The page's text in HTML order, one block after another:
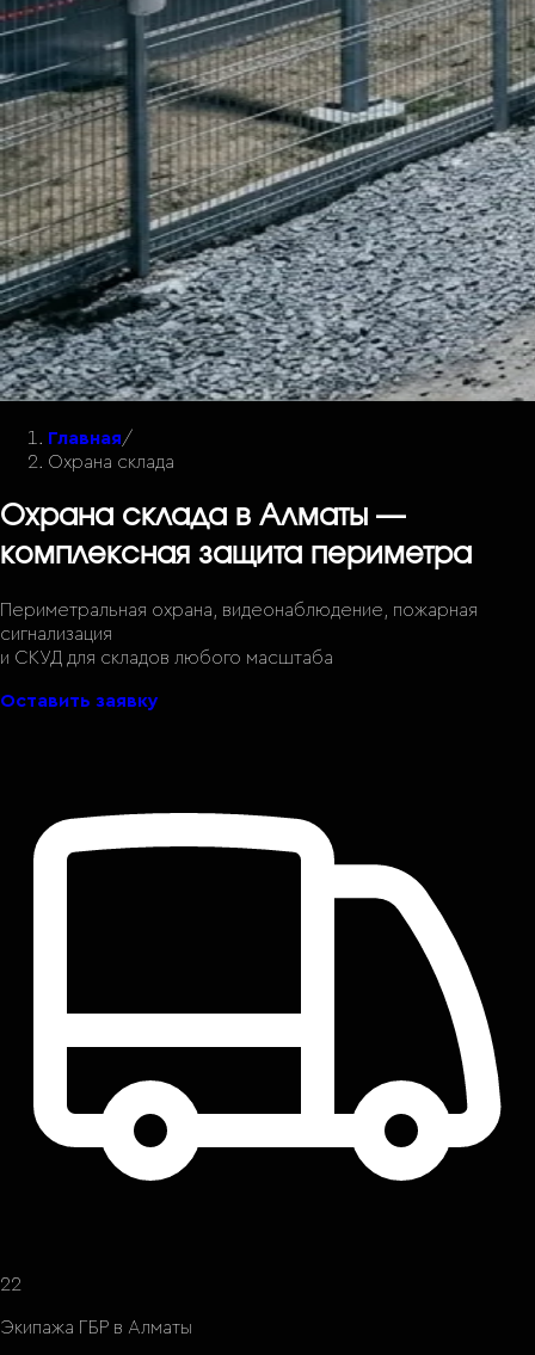
Главная/
Охрана склада
Охрана склада в Алматы —
комплексная защита периметра
Периметральная охрана, видеонаблюдение, пожарная
сигнализация
и СКУД для складов любого масштаба
Оставить заявку
22
Экипажа ГБР в Алматы